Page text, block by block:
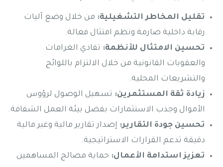
تقليل المخاطر التشغيلية: من خلال وضع آليات
رقابة داخلية صارمة ونظم امتثال فعالة.
تحسين الامتثال للأنظمة: تفادي الغرامات
والعقوبات القانونية من خلال الالتزام باللوائح
والتشريعات المحلية.
زيادة ثقة المستثمرين: تسهيل الوصول لرؤوس
الأموال وجذب الاستثمارات بفضل بيئة العمل الشفافة.
تحسين جودة التقارير: إصدار تقارير مالية وغير مالية
دقيقة تدعم القرارات الاستراتيجية.
تعزيز استدامة الأعمال: حماية مصالح المساهمين